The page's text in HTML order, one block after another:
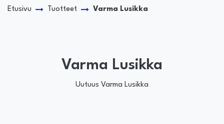
Etusivu Tuotteet Varma Lusikka
Varma Lusikka
Uutuus Varma Lusikka